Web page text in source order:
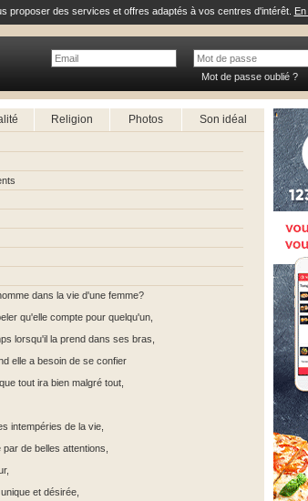
proposer des services et offres adaptés à vos centres d'intérêt.
Mot de passe oublié ?
Religion Photos Son idéal
dans la vie d'une femme?
qu'elle compte pour quelqu'un,
lorsqu'il la prend dans ses bras,
elle a besoin de se confier
tout ira bien malgré tout,
intempéries de la vie,
de belles attentions,
et désirée,